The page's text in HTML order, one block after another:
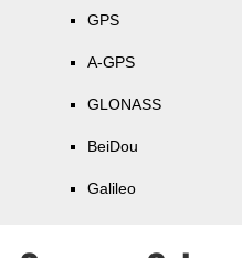
GPS
A-GPS
GLONASS
BeiDou
Galileo